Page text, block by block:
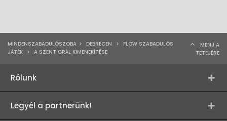
MINDENSZABADULÓSZOBA > DEBRECEN >
FLOW SZABADULÓS
JÁTÉK > A SZENT GRÁL KIMENEKÍTÉSE
MENJ A
TETEJÉRE
Rólunk
Legyél a partnerünk!